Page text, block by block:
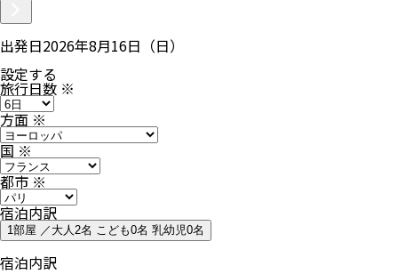
出発日2026年8月16日（日）
設定する
旅行日数 ※
方面※
国※
都市※
宿泊内訳
1部屋 ／大人2名 こども0名 乳幼児0名
宿泊内訳